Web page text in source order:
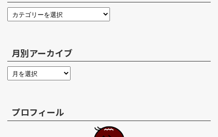
月別アーカイブ
プロフィール